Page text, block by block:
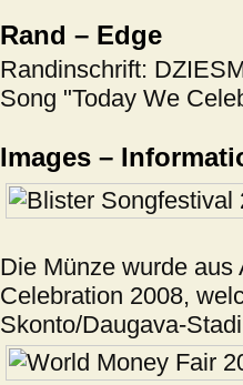
Rand – Edge
Randinschrift:
Song "Today We
Images –
Die Münze wurde
Celebration 2008,
Skonto/Daugava-